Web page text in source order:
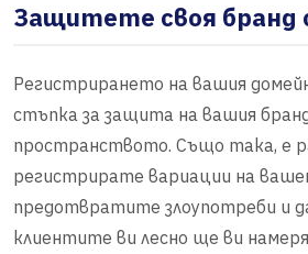
Защитете своя бранд
Регистрирането на вашия
стъпка за защита на вашия
пространството. Също така, е
регистрирате вариации на
предотвратите злоупотреби и
клиентите ви лесно ще ви